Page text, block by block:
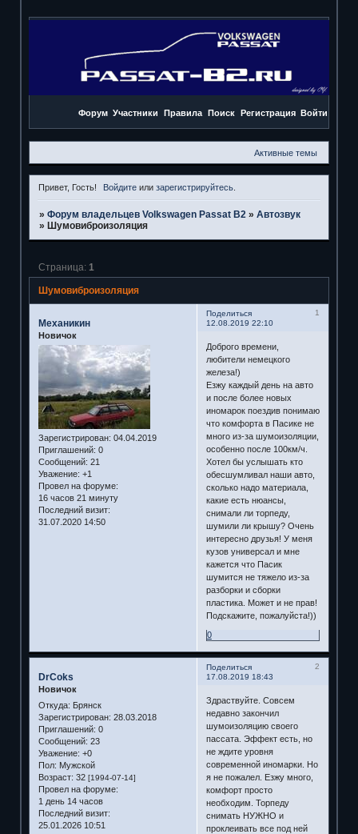
Форум Участники Правила Поиск Регистрация Войти
Активные темы
Привет, Гость! Войдите илизарегистрируйтесь
» Форум владельцев Volkswagen Passat B2 » Автозвук
» Шумовиброизоляция
Шумовиброизоляция
Страница: 1
Поделиться
1
12.08.2019 22:10
Механикин
Новичок
Зарегистрирован: 04.04.2019
Приглашений: 0
Сообщений: 21
Уважение: +1
Провел на форуме:
16 часов 21 минуту
Последний визит:
31.07.2020 14:50
Доброго времени,
любители немецкого
железа!)
Езжу каждый день на авто
и после более новых
иномарок поездив понимаю
что комфорта в Пасике не
много из-за шумоизоляции,
особенно после 100км/ч.
Хотел бы услышать кто
обесшумливал наши авто,
сколько надо материала,
какие есть нюансы,
снимали ли торпеду,
шумили ли крышу? Очень
интересно друзья! У меня
кузов универсал и мне
кажется что Пасик
шумится не тяжело из-за
разборки и сборки
пластика. Может и не прав!
Подскажите, пожалуйста!))
0
Поделиться
2
17.08.2019 18:43
DrCoks
Новичок
Откуда: Брянск
Зарегистрирован: 28.03.2018
Приглашений: 0
Сообщений: 23
Уважение: +0
Пол: Мужской
Возраст: 32 [1994-07-14]
Провел на форуме:
1 день 14 часов
Последний визит:
25.01.2026 10:51
Здраствуйте. Совсем
недавно закончил
шумоизоляцию своего
пассата. Эффект есть, но
не ждите уровня
современной иномарки. Но
я не пожалел. Езжу много,
комфорт просто
необходим. Торпеду
снимать НУЖНО и
проклеивать все под ней